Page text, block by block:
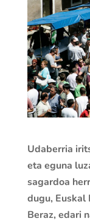
Udaberria
eta eguna
sagardoa
dugu, Euskal
Beraz, edari